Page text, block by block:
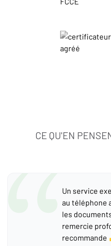
CE QU'EN
Un service
au téléphone
les
remercie
recommande